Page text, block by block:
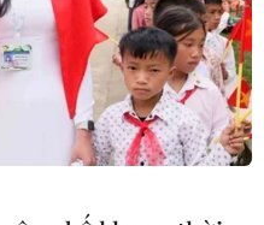
thông vận tải khẩn
ban hành để làm cơ sở
10; sau đó sẽ tổng kết
kịp thời.